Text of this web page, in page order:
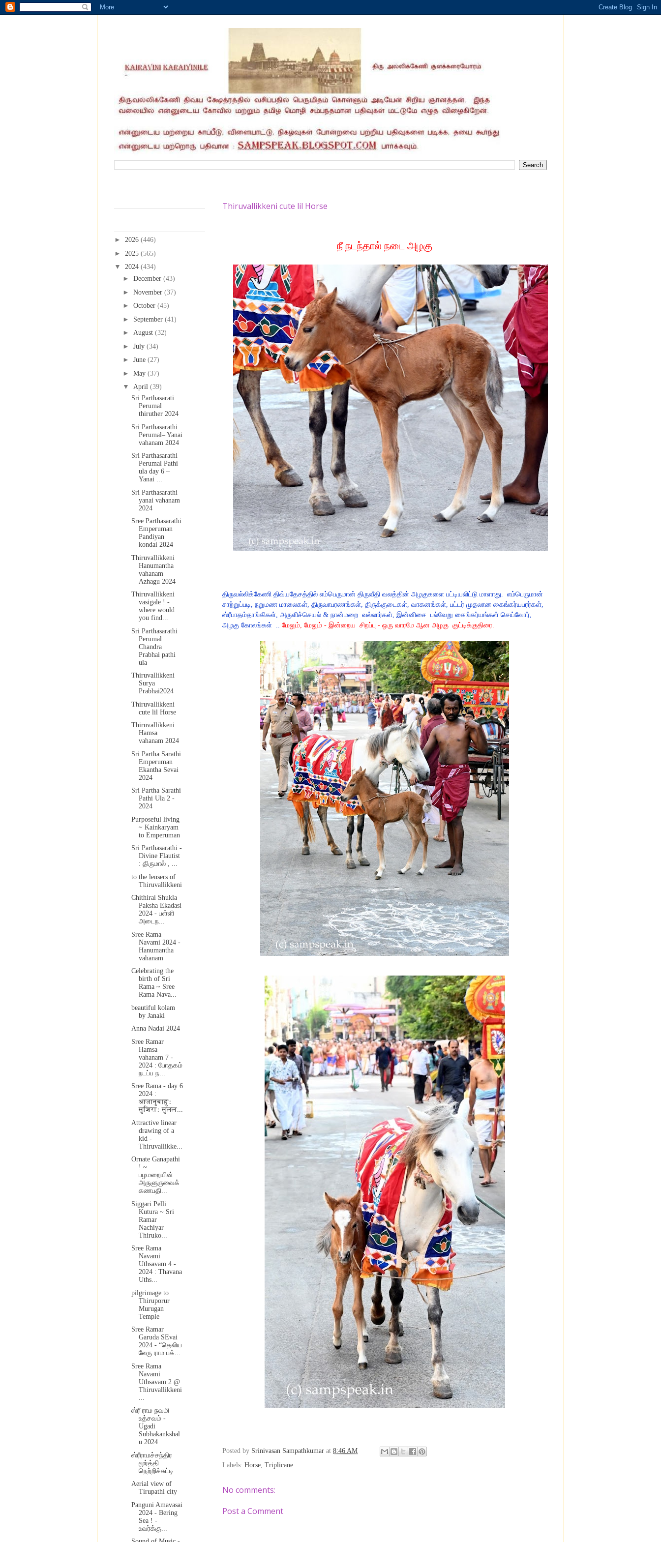
Thiruvallikkeni cute lil Horse
நீ நடந்தால் நடை அழகு
திருவல்லிக்கேணி திவ்யதேசத்தில் எம்பெருமான் திருவீதி வலத்தின் அழகுகளை பட்டியலிட்டு மாளாது. எம்பெருமான்
சாற்றுப்படி, நறுமண மாலைகள், திருவாபரணங்கள், திருக்குடைகள், வாகனங்கள், பட்டர் முதலான கைங்கர்யபரர்கள்,
ஸ்ரீபாதம்தாங்கிகள், அருளிச்செயல் & நான்மறை வல்லார்கள், இன்னிசை பல்வேறு கைங்கர்யங்கள் செய்வோர்,
அழகு கோலங்கள் .. மேலும், மேலும் - இன்றைய சிறப்பு - ஒரு வாரமே ஆன அழகு குட்டிக்குதிரை.
Posted by Srinivasan Sampathkumar at 8:46 AM
Labels: Horse, Triplicane
No comments:
Post a Comment
► 2026 (446)
► 2025 (565)
▼ 2024 (434)
► December (43)
► November (37)
► October (45)
► September (41)
► August (32)
► July (34)
► June (27)
► May (37)
▼ April (39)
Sri Parthasarati
Perumal
thiruther 2024
Sri Parthasarathi
Perumal– Yanai
vahanam 2024
Sri Parthasarathi
Perumal Pathi
ula day 6 –
Yanai ...
Sri Parthasarathi
yanai vahanam
2024
Sree Parthasarathi
Emperuman
Pandiyan
kondai 2024
Thiruvallikkeni
Hanumantha
vahanam
Azhagu 2024
Thiruvallikkeni
vasigale ! -
where would
you find...
Sri Parthasarathi
Perumal
Chandra
Prabhai pathi
ula
Thiruvallikkeni
Surya
Prabhai2024
Thiruvallikkeni
cute lil Horse
Thiruvallikkeni
Hamsa
vahanam 2024
Sri Partha Sarathi
Emperuman
Ekantha Sevai
2024
Sri Partha Sarathi
Pathi Ula 2 -
2024
Purposeful living
~ Kainkaryam
to Emperuman
Sri Parthasarathi -
Divine Flautist
: திருமால் , ...
to the lensers of
Thiruvallikkeni
Chithirai Shukla
Paksha Ekadasi
2024 - பள்ளி
அடைந...
Sree Rama
Navami 2024 -
Hanumantha
vahanam
Celebrating the
birth of Sri
Rama ~ Sree
Rama Nava...
beautiful kolam
by Janaki
Anna Nadai 2024
Sree Ramar
Hamsa
vahanam 7 -
2024 : போதகம்
நடப்ப ந...
Sree Rama - day 6
2024 :
आजानुबाहुः
सुशिराः सुलल...
Attractive linear
drawing of a
kid -
Thiruvallikke...
Ornate Ganapathi
! ~
பழமறையின்
அருளுருவைக்
கணபதி...
Siggari Pelli
Kutura ~ Sri
Ramar
Nachiyar
Thiruko...
Sree Rama
Navami
Uthsavam 4 -
2024 : Thavana
Uths...
pilgrimage to
Thiruporur
Murugan
Temple
Sree Ramar
Garuda SEvai
2024 - “தெலிய
லேரு ராம பக்...
Sree Rama
Navami
Uthsavam 2 @
Thiruvallikkeni
ஸ்ரீ ராம நவமி
உத்சவம் -
Ugadi
Subhakankshal
u 2024
ஸ்ரீராமச்சந்திர
மூர்த்தி
நெற்றிச்சுட்டி
Aerial view of
Tirupathi city
Panguni Amavasai
2024 - Bering
Sea ! -
உவர்க்கு...